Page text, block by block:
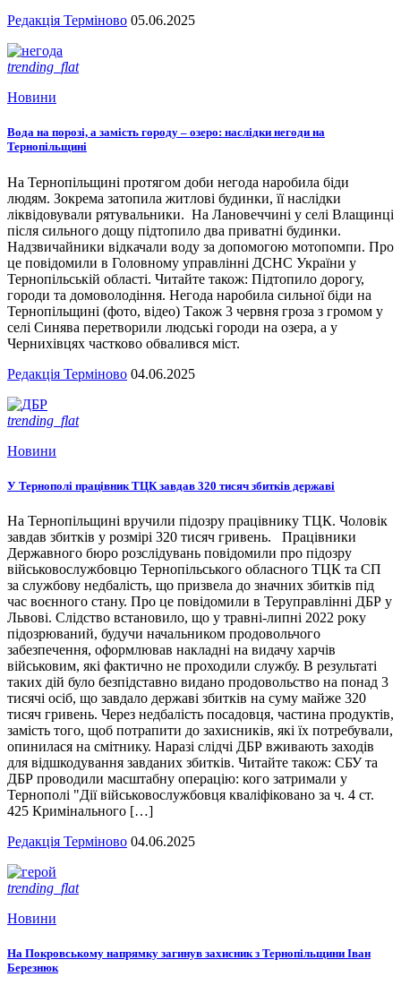
Редакція Терміново 05.06.2025
trending_flat
Новини
Вода на порозі, а замість городу – озеро: наслідки негоди на
Тернопільщині
На Тернопільщині протягом доби негода наробила біди
людям. Зокрема затопила житлові будинки, її наслідки
ліквідовували рятувальники. На Лановеччині у селі Влащинці
після сильного дощу підтопило два приватні будинки.
Надзвичайники відкачали воду за допомогою мотопомпи. Про
це повідомили в Головному управлінні ДСНС України у
Тернопільській області. Читайте також: Підтопило дорогу,
городи та домоволодіння. Негода наробила сильної біди на
Тернопільщині (фото, відео) Також 3 червня гроза з громом у
селі Синява перетворили людські городи на озера, а у
Чернихівцях частково обвалився міст.
Редакція Терміново 04.06.2025
trending_flat
Новини
У Тернополі працівник ТЦК завдав 320 тисяч збитків державі
На Тернопільщині вручили підозру працівнику ТЦК. Чоловік
завдав збитків у розмірі 320 тисяч гривень. Працівники
Державного бюро розслідувань повідомили про підозру
військовослужбовцю Тернопільського обласного ТЦК та СП
за службову недбалість, що призвела до значних збитків під
час воєнного стану. Про це повідомили в Теруправлінні ДБР у
Львові. Слідство встановило, що у травні-липні 2022 року
підозрюваний, будучи начальником продовольчого
забезпечення, оформлював накладні на видачу харчів
військовим, які фактично не проходили службу. В результаті
таких дій було безпідставно видано продовольство на понад 3
тисячі осіб, що завдало державі збитків на суму майже 320
тисяч гривень. Через недбалість посадовця, частина продуктів,
замість того, щоб потрапити до захисників, які їх потребували,
опинилася на смітнику. Наразі слідчі ДБР вживають заходів
для відшкодування завданих збитків. Читайте також: СБУ та
ДБР проводили масштабну операцію: кого затримали у
Тернополі "Дії військовослужбовця кваліфіковано за ч. 4 ст.
425 Кримінального […]
Редакція Терміново 04.06.2025
trending_flat
Новини
На Покровському напрямку загинув захисник з Тернопільщини Іван
Березнюк